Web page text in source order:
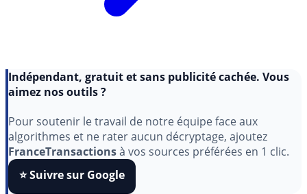
aimez nos outils ?
Pour soutenir le travail de notre équipe face aux
algorithmes et ne rater aucun décryptage, ajoutez
FranceTransactionsà vos sources préférées en 1 clic.